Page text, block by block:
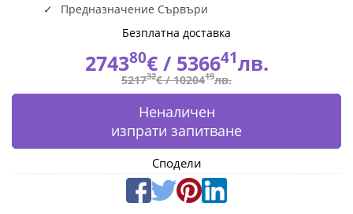
Предназначение Сървъри
Безплатна доставка
274380€ / 536641лв.
521732€ /1020419лв.
Неналичен
изпрати запитване
Сподели